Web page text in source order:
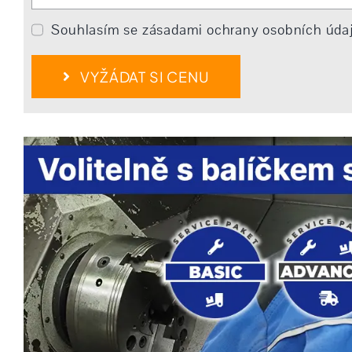
Souhlasím se zásadami ochrany osobních
VYŽÁDAT SI CENU